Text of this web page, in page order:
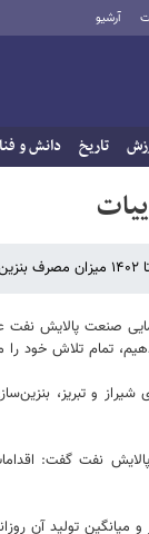
آرشیو
تاریخ دانش و
صنعت پالایش
تمام تلاش خود
و تبریز،
نفت گفت: